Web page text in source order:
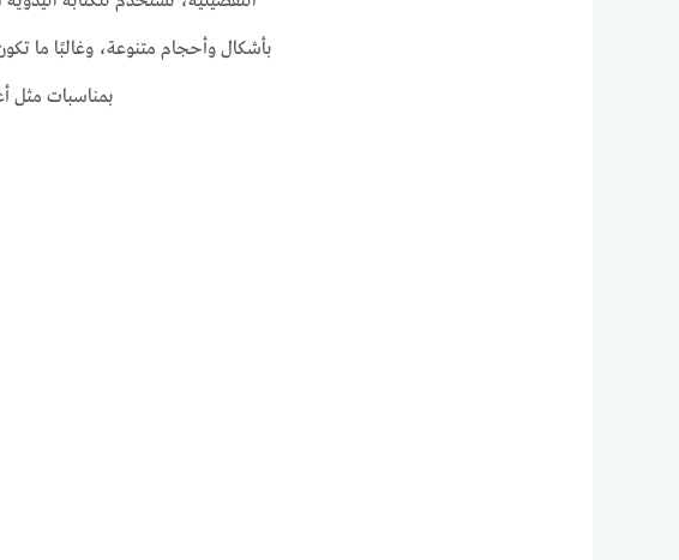
بأشكال وأحجام متنوعة، وغالبًا ما
بمناسبات مثل